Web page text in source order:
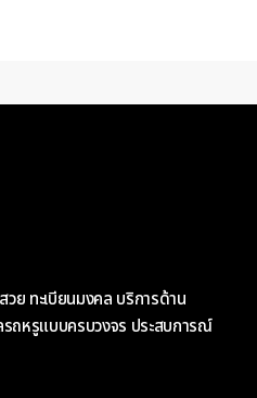
ย ทะเบียนมงคล บริการด้าน
ถหรูแบบครบวงจร ประสบการณ์